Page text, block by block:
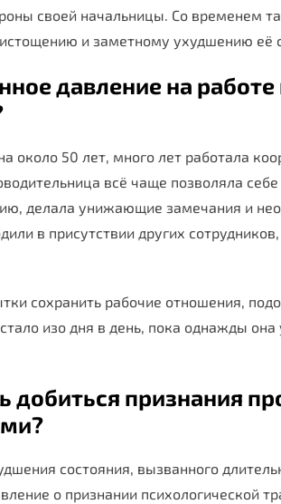
своей начальницы. Со временем
и заметному ухудшению её
давление на
около 50 лет, много лет работала
всё чаще позволяла
делала унижающие замечания и
в присутствии других
сохранить рабочие отношения,
изо дня в день, пока однажды
добиться признания
состояния, вызванного
о признании психологической